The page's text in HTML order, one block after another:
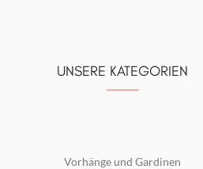
UNSERE KATEGORIEN
Vorhänge und Gardinen